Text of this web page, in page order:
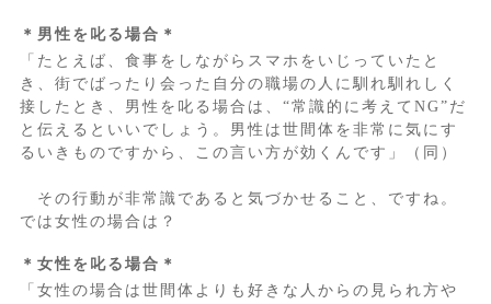
＊男性を叱る場合＊
「たとえば、食事をしながらスマホをいじっていたと
き、街でばったり会った自分の職場の人に馴れ馴れしく
接したとき、男性を叱る場合は、“常識的に考えてNG”だ
と伝えるといいでしょう。男性は世間体を非常に気にす
るいきものですから、この言い方が効くんです」（同）
その行動が非常識であると気づかせること、ですね。
では女性の場合は？
＊女性を叱る場合＊
「女性の場合は世間体よりも好きな人からの見られ方や